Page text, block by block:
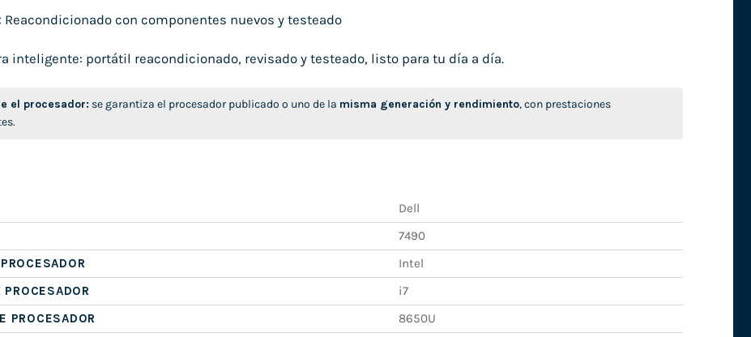
Reacondicionado con componentes nuevos y testeado
inteligente: portátil reacondicionado, revisado y testeado, listo para tu día a día.
el procesador: se garantiza el procesador publicado o uno de la misma generación y rendimiento, con prestaciones
Dell
7490
Intel
PROCESADOR
i7
PROCESADOR
8650U